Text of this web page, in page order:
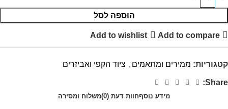
הוספה לסל
Add to compare
Add to wishlist
קטגוריות: ממירים ומתאמים , ציוד הקפי ואביזרים
Share:
מידע נוסףחוות דעת (0) משלוח ומסירה